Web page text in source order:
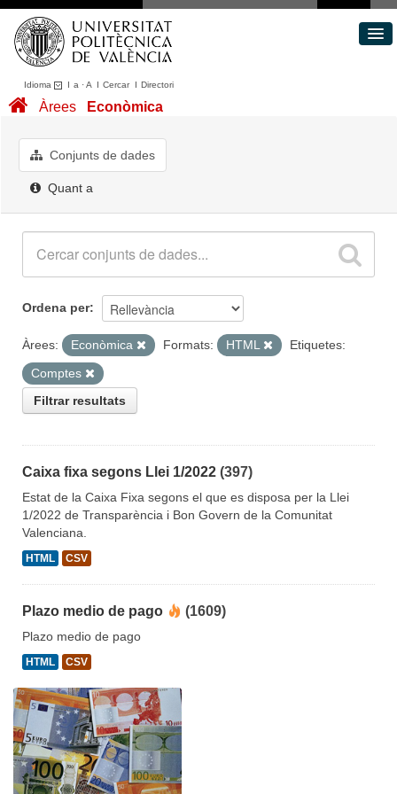
Idioma I a ·A I CercarI Directori
Conjunts de dades
Quant a
Àrees Econòmica
Conjunts de dades
Quant a
Ordena per
Àrees: Econòmica Formats: HTML
Etiquetes:
Comptes
Filtrar resultats
Caixa fixa segons Llei 1/2022 (397)
Estat de la Caixa Fixa segons el que es disposa per la Llei
1/2022 de Transparència i Bon Govern de la Comunitat
Valenciana.
HTML CSV
Plazo medio de pago (1609)
Plazo medio de pago
HTML CSV